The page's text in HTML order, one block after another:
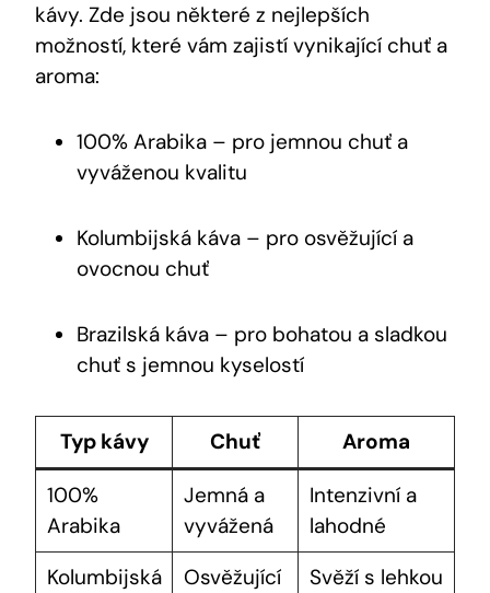
kávy. Zde jsou některé z nejlepších
možností, které vám zajistí vynikající chuť a
aroma:
100% Arabika – pro jemnou chuť a
vyváženou kvalitu
Kolumbijská káva – pro osvěžující a
ovocnou chuť
Brazilská káva – pro bohatou a sladkou
chuť s jemnou kyselostí
Typ kávy Chuť
Aroma
100%
Arabika
Jemná a
vyvážená
Intenzivní a
lahodné
Kolumbijská
Osvěžující
Svěží s lehkou